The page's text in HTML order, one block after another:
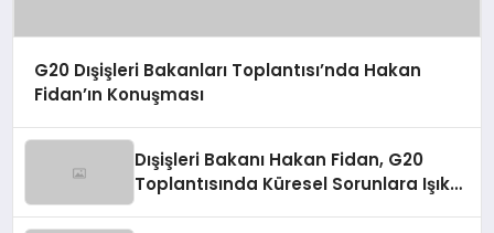
G20 Dışişleri Bakanları Toplantısı’nda Hakan
Fidan’ın Konuşması
Dışişleri Bakanı Hakan Fidan, G20
Toplantısında Küresel Sorunlara Işık